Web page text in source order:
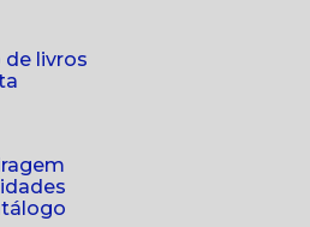
de livros